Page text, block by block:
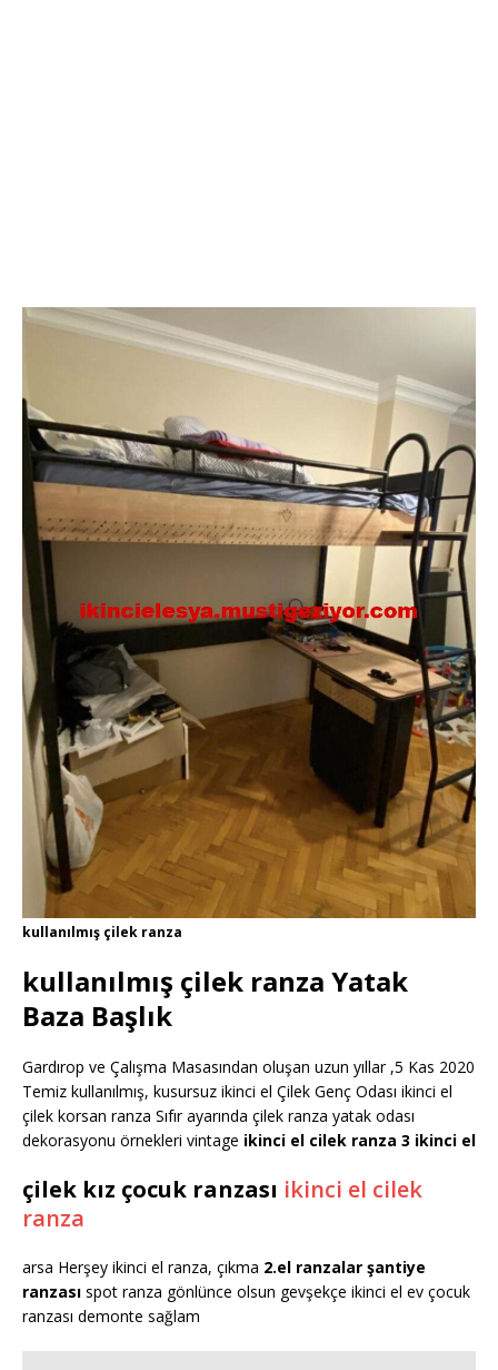
kullanılmış çilek ranza
kullanılmış çilek ranza Yatak
Baza Başlık
Gardırop ve Çalışma Masasından oluşan uzun yıllar ,5 Kas 2020
Temiz kullanılmış, kusursuz ikinci el Çilek Genç Odası ikinci el
çilek korsan ranza Sıfır ayarında çilek ranza yatak odası
dekorasyonu örnekleri vintage ikinci el cilek ranza 3 ikinci el
çilek kız çocuk ranzası ikinci el cilek
ranza
arsa Herşey ikinci el ranza, çıkma 2.el ranzalar şantiye
ranzası spot ranza gönlünce olsun gevşekçe ikinci el ev çocuk
ranzası demonte sağlam